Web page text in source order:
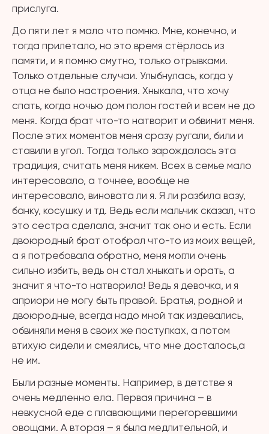
прислуга.
До пяти лет я мало что помню. Мне, конечно, и
тогда прилетало, но это время стёрлось из
памяти, и я помню смутно, только отрывками.
Только отдельные случаи. Улыбнулась, когда у
отца не было настроения. Хныкала, что хочу
спать, когда ночью дом полон гостей и всем не до
меня. Когда брат что-то натворит и обвинит меня.
После этих моментов меня сразу ругали, били и
ставили в угол. Тогда только зарождалась эта
традиция, считать меня никем. Всех в семье мало
интересовало, а точнее, вообще не
интересовало, виновата ли я. Я ли разбила вазу,
банку, косушку и тд. Ведь если мальчик сказал, что
это сестра сделала, значит так оно и есть. Если
двоюродный брат отобрал что-то из моих вещей,
а я потребовала обратно, меня могли очень
сильно избить, ведь он стал хныкать и орать, а
значит я что-то натворила! Ведь я девочка, и я
априори не могу быть правой. Братья, родной и
двоюродные, всегда надо мной так издевались,
обвиняли меня в своих же поступках, а потом
втихую сидели и смеялись, что мне досталось,а
не им.
Были разные моменты. Например, в детстве я
очень медленно ела. Первая причина – в
невкусной еде с плавающими перегоревшими
овощами. А вторая – я была медлительной, и